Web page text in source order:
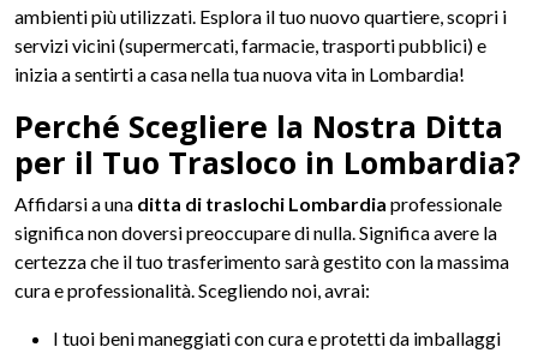
ambienti più utilizzati. Esplora il tuo nuovo quartiere, scopri i
servizi vicini (supermercati, farmacie, trasporti pubblici) e
inizia a sentirti a casa nella tua nuova vita in Lombardia!
Perché Scegliere la Nostra Ditta
per il Tuo Trasloco in Lombardia?
Affidarsi a una ditta di traslochi Lombardia professionale
significa non doversi preoccupare di nulla. Significa avere la
certezza che il tuo trasferimento sarà gestito con la massima
cura e professionalità. Scegliendo noi, avrai:
I tuoi beni maneggiati con cura e protetti da imballaggi